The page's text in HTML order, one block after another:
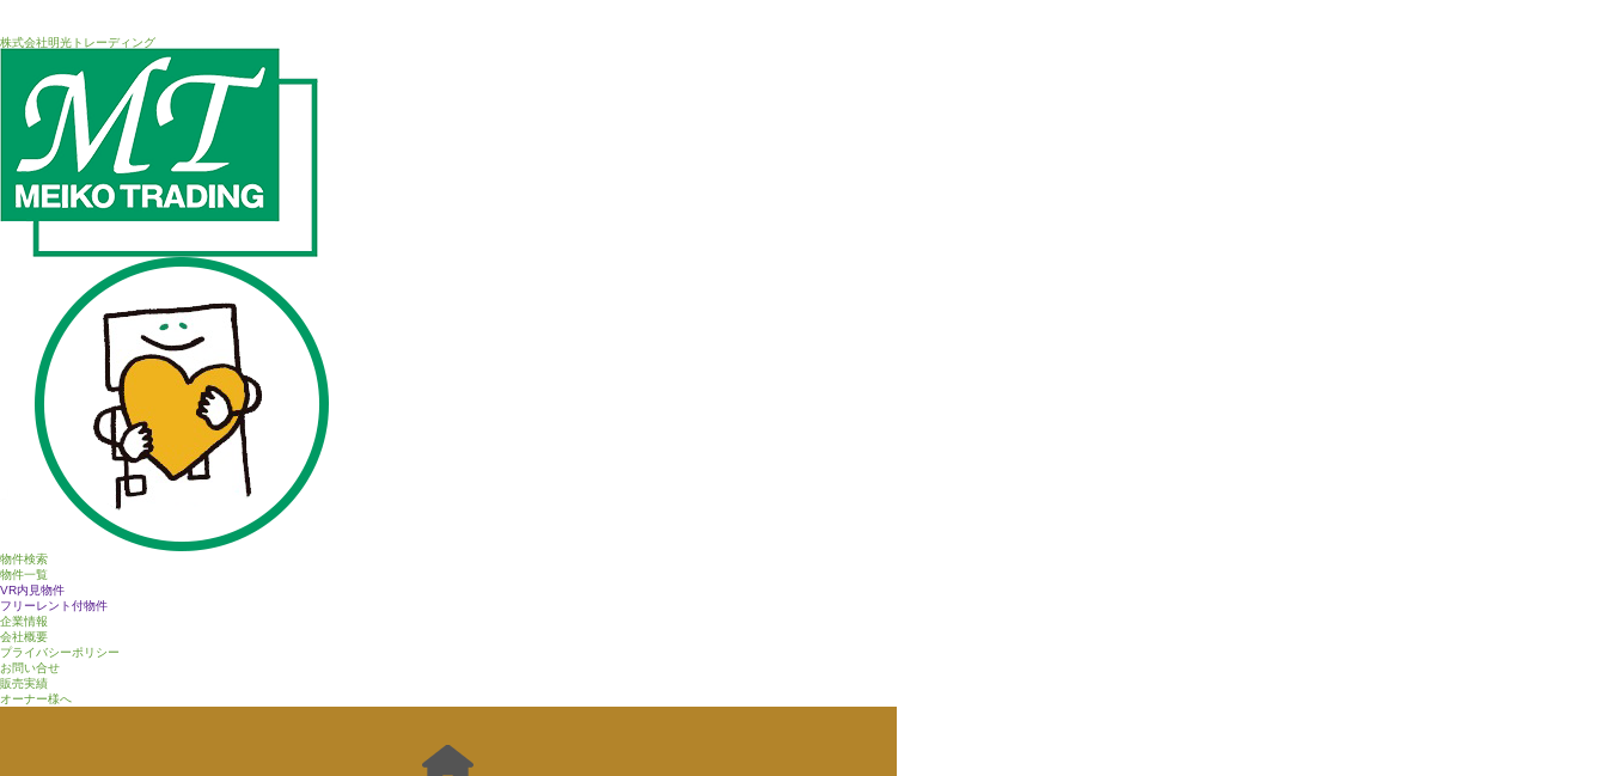
株式会社明光トレーディング
物件検索
物件一覧
VR内見物件
フリーレント付物件
企業情報
会社概要
プライバシーポリシー
お問い合せ
販売実績
オーナー様へ